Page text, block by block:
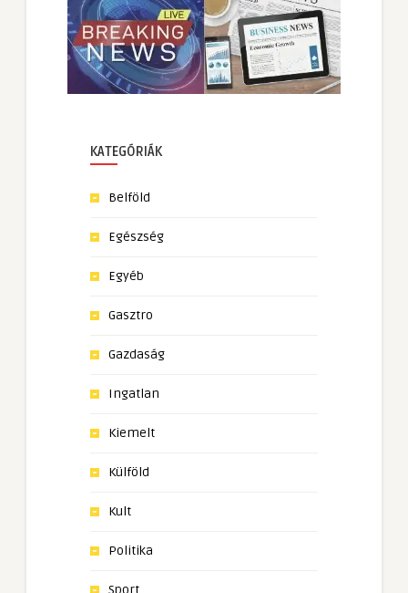
KATEGÓRIÁK
Belföld
Egészség
Egyéb
Gasztro
Gazdaság
Ingatlan
Kiemelt
Külföld
Kult
Politika
Sport